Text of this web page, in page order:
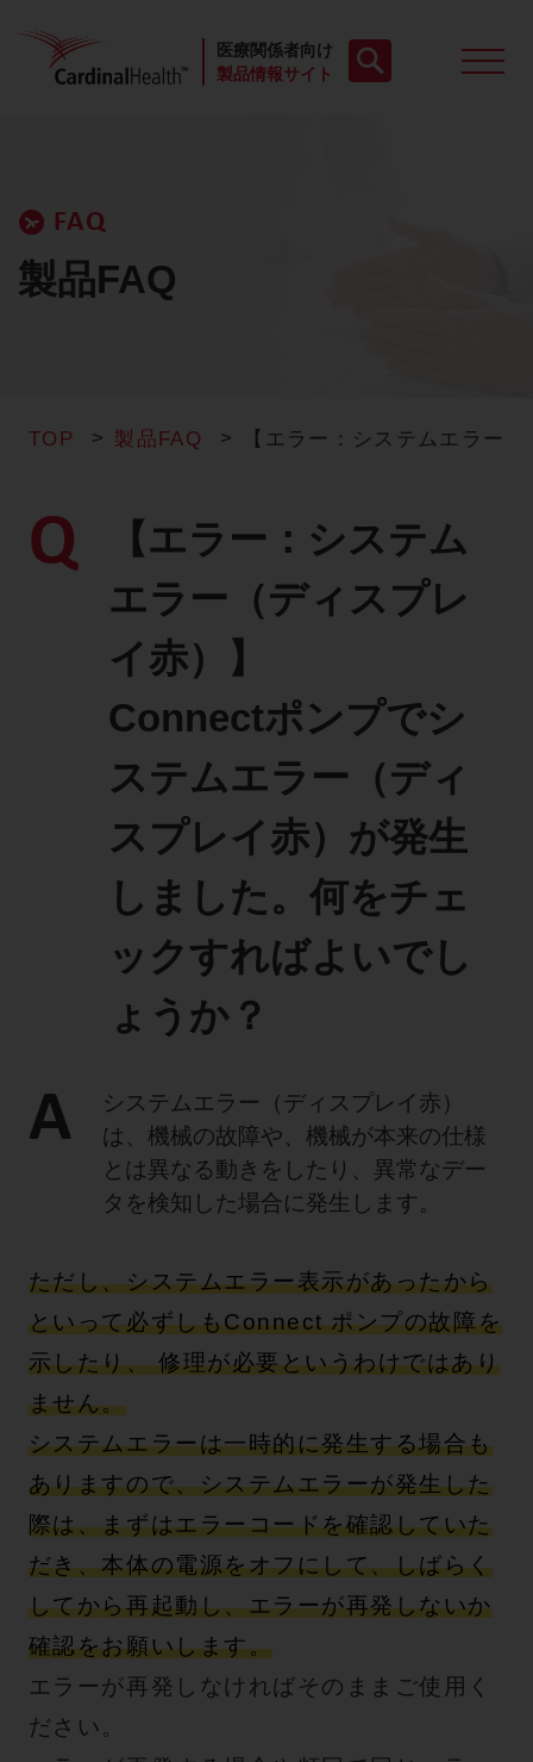
医療関係者向け
製品情報サイト
製品に関するお知らせ
添付文書
お問い合わせ
セミナー メルマガ登録
FAQ
製品FAQ
TOP 製品FAQ 【エラー：システムエラー
Q
【エラー：システム
エラー（ディスプレ
イ赤）】
Connectポンプでシ
ステムエラー（ディ
スプレイ赤）が発生
しました。何をチェ
ックすればよいでし
ょうか？
A
システムエラー（ディスプレイ赤）
は、機械の故障や、機械が本来の仕様
とは異なる動きをしたり、異常なデー
タを検知した場合に発生します。
ただし、システムエラー表示があったから
といって必ずしもConnect ポンプの故障を
示したり、 修理が必要というわけではあり
ません。
システムエラーは一時的に発生する場合も
ありますので、システムエラーが発生した
際は、まずはエラーコードを確認していた
だき、本体の電源をオフにして、しばらく
してから再起動し、エラーが再発しないか
確認をお願いします。
エラーが再発しなければそのままご使用く
ださい。